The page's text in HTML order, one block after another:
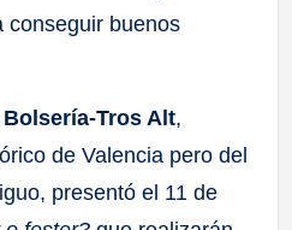
conseguir buenos
Bolsería-Tros Alt,
de Valencia pero del
presentó el 11 de